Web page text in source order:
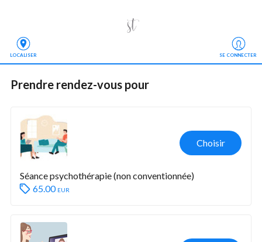
LOCALISER SE CONNECTER
Prendre rendez-vous pour
Choisir
Séance psychothérapie (non conventionnée)
65.00 eur